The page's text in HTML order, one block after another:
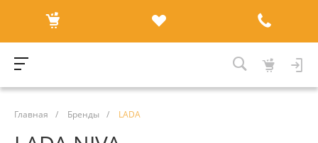
Главная / Бренды / LADA